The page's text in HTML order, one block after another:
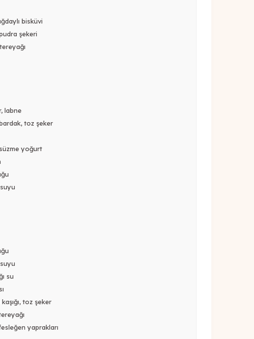
bisküvi
şekeri
labne
toz şeker
yoğurt
su
toz şeker
yaprakları